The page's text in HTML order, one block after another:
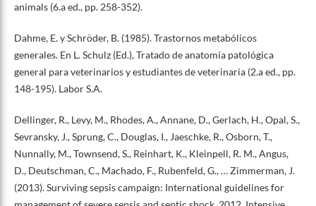
animals (6.a ed., pp. 258-352).
Dahme, E. y Schröder, B. (1985). Trastornos metabólicos
generales. En L. Schulz (Ed.), Tratado de anatomía patológica
general para veterinarios y estudiantes de veterinaria (2.a ed., pp.
148-195). Labor S.A.
Dellinger, R., Levy, M., Rhodes, A., Annane, D., Gerlach, H., Opal, S.,
Sevransky, J., Sprung, C., Douglas, I., Jaeschke, R., Osborn, T.,
Nunnally, M., Townsend, S., Reinhart, K., Kleinpell, R. M., Angus,
D., Deutschman, C., Machado, F., Rubenfeld, G., … Zimmerman, J.
(2013). Surviving sepsis campaign: International guidelines for